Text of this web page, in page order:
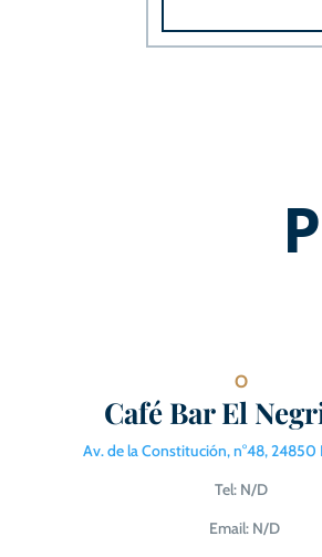
O
Café Bar El
Av. de la Constitución, n°48, 24850
Tel: N/D
Email: N/D